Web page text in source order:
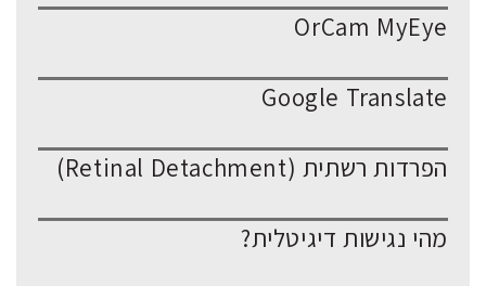
OrCam MyEye
Google Translate
הפרדות רשתית (Retinal Detachment)
מהי נגישות דיגיטלית?